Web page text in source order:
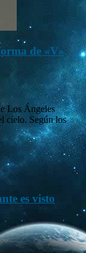
de «V»
Los Ángeles
cielo. Según los
es visto